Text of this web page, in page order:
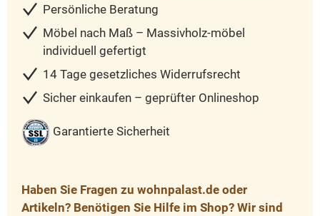
Persönliche Beratung
Möbel nach Maß – Massivholz-möbel
individuell gefertigt
14 Tage gesetzliches Widerrufsrecht
Sicher einkaufen – geprüfter Onlineshop
Garantierte Sicherheit
Haben Sie Fragen zu wohnpalast.de oder
Artikeln? Benötigen Sie Hilfe im Shop? Wir sind